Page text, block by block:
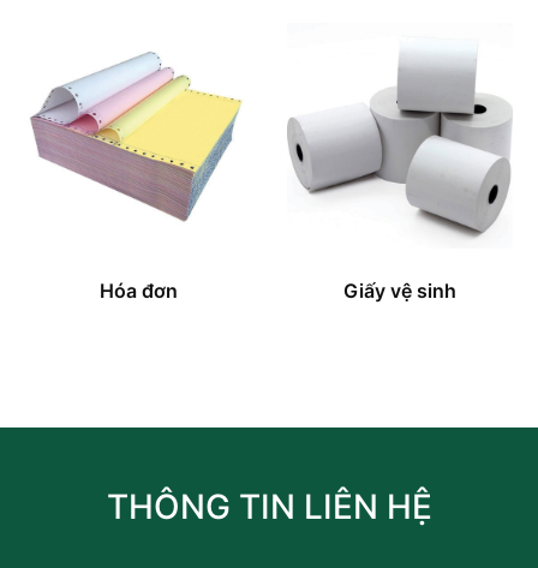
Hóa đơn Giấy vệ sinh
THÔNG TIN LIÊN HỆ